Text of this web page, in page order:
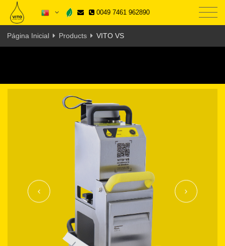
0049 7461 962890
Página Inicial Products VITO VS